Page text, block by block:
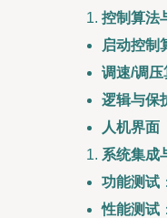
控制算法
启动控制
调速/调压
逻辑与保
人机界面
系统集成
功能测试
性能测试